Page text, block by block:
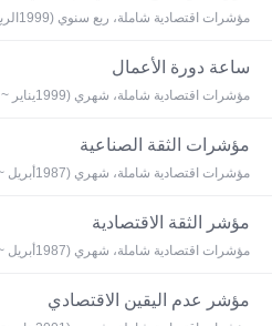
مؤشرات اقتصادية شاملة، ربع سنوي (1999الربع1 ~ 2025الربع4)
ساعة دورة الأعمال
مؤشرات اقتصادية شاملة، شهري (1999يناير ~ 2026مايو)
مؤشرات الثقة الصناعية
مؤشرات اقتصادية شاملة، شهري (1987أبريل ~ 2026يونيو)
مؤشر الثقة الاقتصادية
مؤشرات اقتصادية شاملة، شهري (1987أبريل ~ 2026يونيو)
مؤشر عدم اليقين الاقتصادي